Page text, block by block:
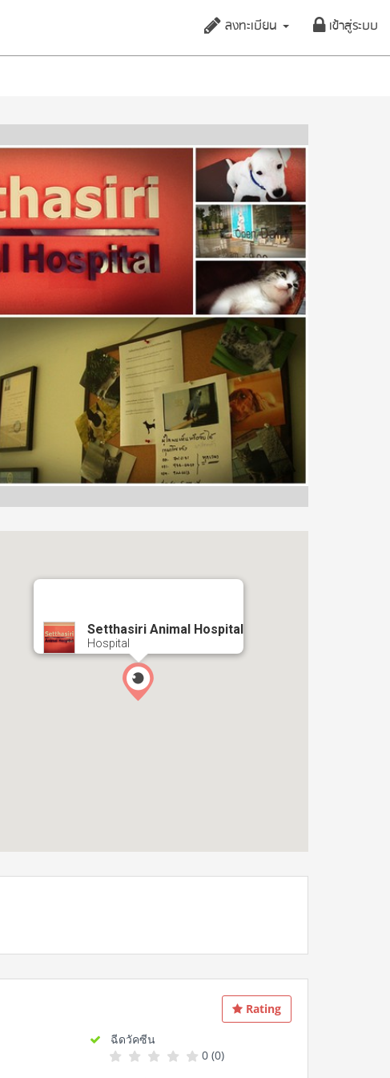
ลงทะเบียน เข้าสู่ระบบ
Setthasiri Animal Hospital
Hospital
Rating
ฉีดวัคซีน
0 (0)